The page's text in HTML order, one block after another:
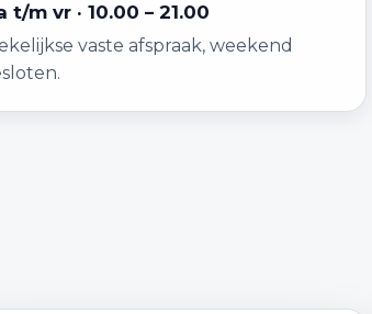
t/m vr · 10.00 – 21.00
vaste afspraak, weekend